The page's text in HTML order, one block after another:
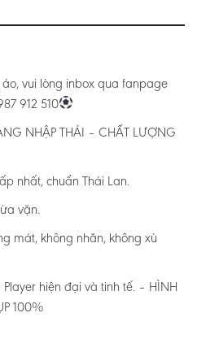
vui lòng inbox qua fanpage
912 510
NHẬP THÁI – CHẤT LƯỢNG
nhất, chuẩn Thái Lan.
vặn.
mát, không nhăn, không xù
hiện đại và tinh tế. – HÌNH
100%